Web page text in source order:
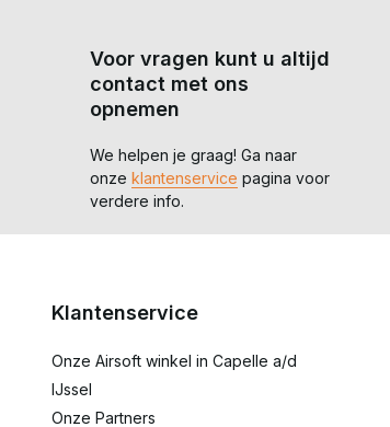
Voor vragen kunt u altijd
contact met ons
opnemen
We helpen je graag! Ga naar
onze klantenservice pagina voor
verdere info.
Klantenservice
Onze Airsoft winkel in Capelle a/d
IJssel
Onze Partners